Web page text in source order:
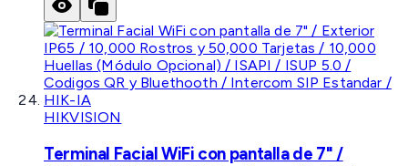
HIKVISION
Terminal Facial WiFi con pantalla de 7" /